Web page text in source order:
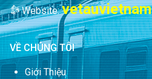
Website:
VỀ CHÚNG TÔI
Giới Thiệu